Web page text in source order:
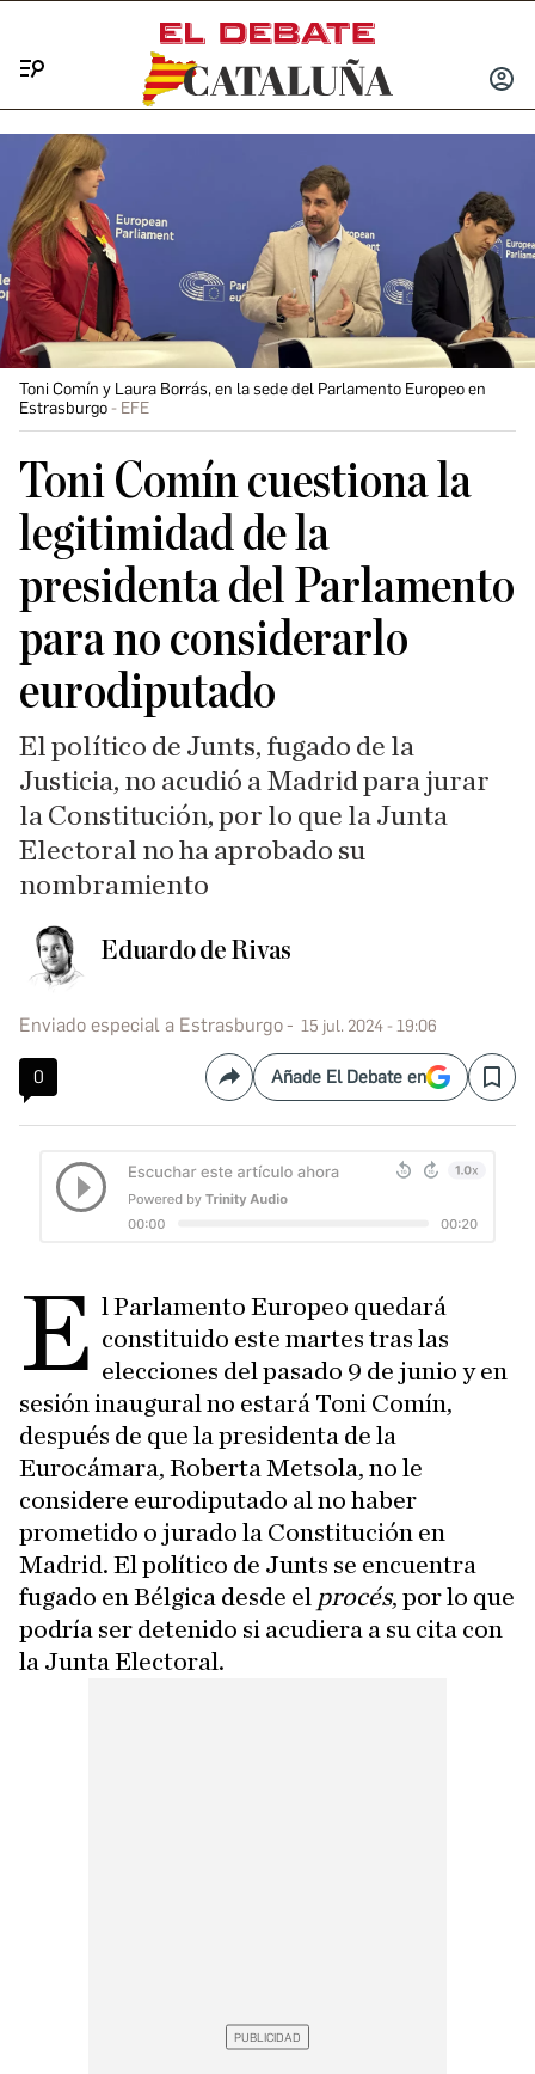
INICIAR
Toni Comín y Laura Borrás, en la sede del Parlamento Europeo en
Estrasburgo
EFE
Toni Comín cuestiona la
legitimidad de la
presidenta del Parlamento
para no considerarlo
eurodiputado
El político de Junts, fugado de la
Justicia, no acudió a Madrid para jurar
la Constitución, por lo que la Junta
Electoral no ha aprobado su
nombramiento
Eduardo de Rivas
Enviado especial a Estrasburgo 15 jul. 2024 - 19:06
0 CompartirAñade El Debate en Save
E l Parlamento Europeo quedará
constituido este martes tras las
elecciones del pasado 9 de junio y en
sesión inaugural no estará Toni Comín,
después de que la presidenta de la
Eurocámara, Roberta Metsola, no le
considere eurodiputado al no haber
prometido o jurado la Constitución en
Madrid. El político de Junts se encuentra
fugado en Bélgica desde el procés, por lo que
podría ser detenido si acudiera a su cita con
la Junta Electoral.